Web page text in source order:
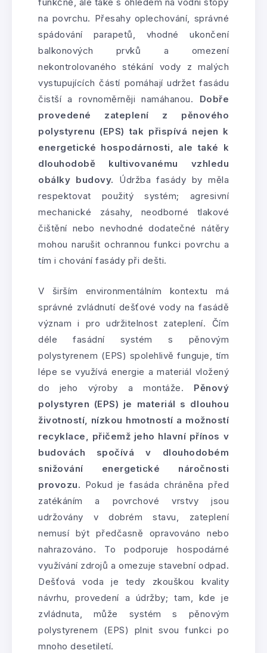
funkčně, ale také s ohledem na vodní stopy
na povrchu. Přesahy oplechování, správné
spádování parapetů, vhodné ukončení
balkonových prvků a omezení
nekontrolovaného stékání vody z malých
vystupujících částí pomáhají udržet fasádu
čistší a rovnoměrněji namáhanou. Dobře
provedené zateplení z pěnového
polystyrenu (EPS) tak přispívá nejen k
energetické hospodárnosti, ale také k
dlouhodobě kultivovanému vzhledu
obálky budovy. Údržba fasády by měla
respektovat použitý systém; agresivní
mechanické zásahy, neodborné tlakové
čištění nebo nevhodné dodatečné nátěry
mohou narušit ochrannou funkci povrchu a
tím i chování fasády při dešti.
V širším environmentálním kontextu má
správné zvládnutí dešťové vody na fasádě
význam i pro udržitelnost zateplení. Čím
déle fasádní systém s pěnovým
polystyrenem (EPS) spolehlivě funguje, tím
lépe se využívá energie a materiál vložený
do jeho výroby a montáže. Pěnový
polystyren (EPS) je materiál s dlouhou
životností, nízkou hmotností a možností
recyklace, přičemž jeho hlavní přínos v
budovách spočívá v dlouhodobém
snižování energetické náročnosti
provozu. Pokud je fasáda chráněna před
zatékáním a povrchové vrstvy jsou
udržovány v dobrém stavu, zateplení
nemusí být předčasně opravováno nebo
nahrazováno. To podporuje hospodárné
využívání zdrojů a omezuje stavební odpad.
Dešťová voda je tedy zkouškou kvality
návrhu, provedení a údržby; tam, kde je
zvládnuta, může systém s pěnovým
polystyrenem (EPS) plnit svou funkci po
mnoho desetiletí.